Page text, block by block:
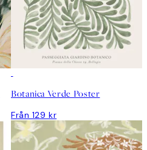
Botanica Verde Poster
Från 129 kr